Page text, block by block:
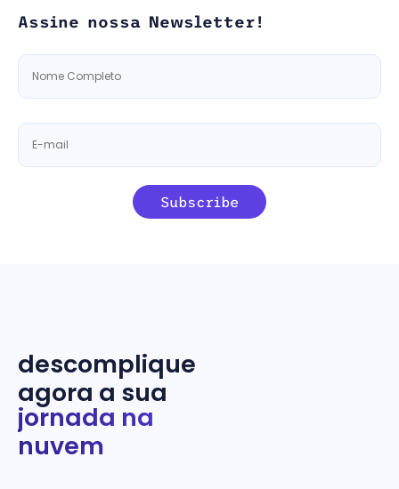
Assine nossa Newsletter!
descomplique
agora a sua
jornada na
nuvem